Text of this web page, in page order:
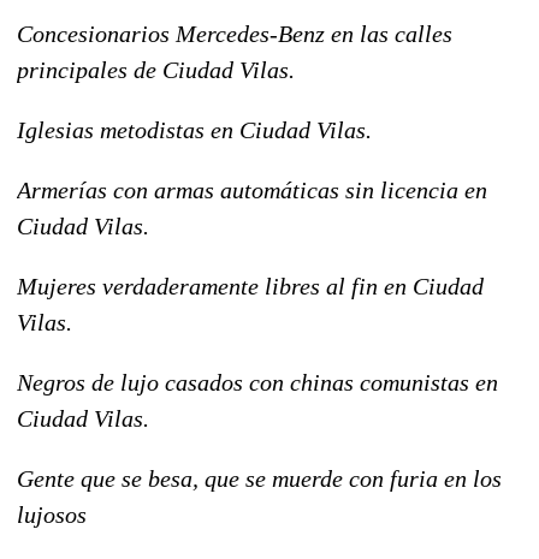
Concesionarios Mercedes-Benz en las calles
principales de Ciudad Vilas.
Iglesias metodistas en Ciudad Vilas.
Armerías con armas automáticas sin licencia en
Ciudad Vilas.
Mujeres verdaderamente libres al fin en Ciudad
Vilas.
Negros de lujo casados con chinas comunistas en
Ciudad Vilas.
Gente que se besa, que se muerde con furia en los
lujosos